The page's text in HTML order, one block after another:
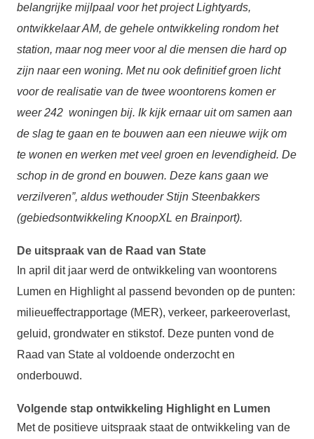
belangrijke mijlpaal voor het project Lightyards,
ontwikkelaar AM, de gehele ontwikkeling rondom het
station, maar nog meer voor al die mensen die hard op
zijn naar een woning. Met nu ook definitief groen licht
voor de realisatie van de twee woontorens komen er
weer 242 woningen bij. Ik kijk ernaar uit om samen aan
de slag te gaan en te bouwen aan een nieuwe wijk om
te wonen en werken met veel groen en levendigheid. De
schop in de grond en bouwen. Deze kans gaan we
verzilveren”, aldus wethouder Stijn Steenbakkers
(gebiedsontwikkeling KnoopXL en Brainport).
De uitspraak van de Raad van State
In april dit jaar werd de ontwikkeling van woontorens
Lumen en Highlight al passend bevonden op de punten:
milieueffectrapportage (MER), verkeer, parkeeroverlast,
geluid, grondwater en stikstof. Deze punten vond de
Raad van State al voldoende onderzocht en
onderbouwd.
Volgende stap ontwikkeling Highlight en Lumen
Met de positieve uitspraak staat de ontwikkeling van de